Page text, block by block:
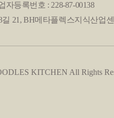
등록번호 : 228-87-00138
21, BH메타플렉스지식산업
KITCHEN All Rights